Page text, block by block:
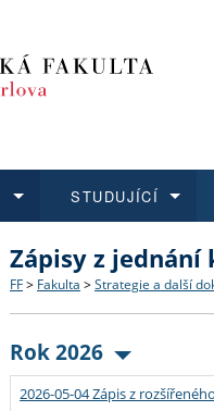
Struktura a historie
Strategie a další
Podpora a benefity pro
Co studovat a jak se
Učitelské studijní
Informace k průběhu
STUDUJÍCÍ
Bakalářské a magisterské
Doktorské studium
Rigorózní řízení
O vědě a výzkumu na FF
Akademické kvalifikace
Granty a projekty
Aktuální nabídky a
Vyjíždějící studenti
Přijíždějící studenti
Zápisy z jednání
FF > Fakulta > Strategie a další
Rok 2026
2026-05-04 Zápis z